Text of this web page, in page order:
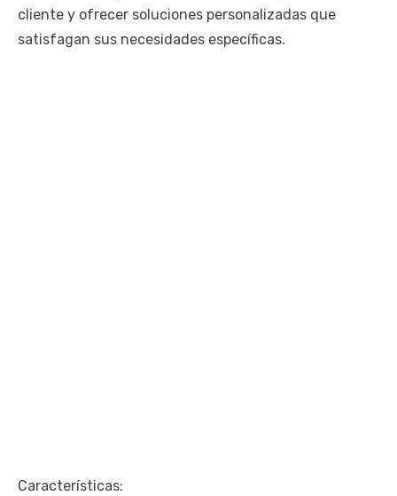
cliente y ofrecer soluciones personalizadas que
satisfagan sus necesidades específicas.
Características: